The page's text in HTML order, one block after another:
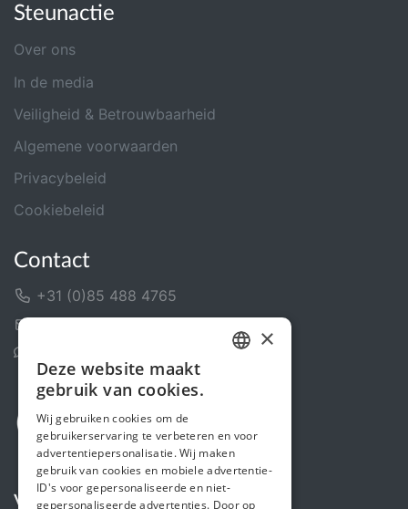
Steunactie
Over ons
In de media
Veiligheid & Betrouwbaarheid
Algemene voorwaarden
Privacybeleid
Cookiebeleid
Contact
+31 (0)85 488 4765
Volg ons
ENGLISH
×
Deze website maakt
gebruik van cookies.
Wij gebruiken cookies om de
gebruikerservaring te verbeteren en voor
advertentiepersonalisatie. Wij maken
gebruik van cookies en mobiele advertentie-
ID's voor gepersonaliseerde en niet-
gepersonaliseerde advertenties. Door op